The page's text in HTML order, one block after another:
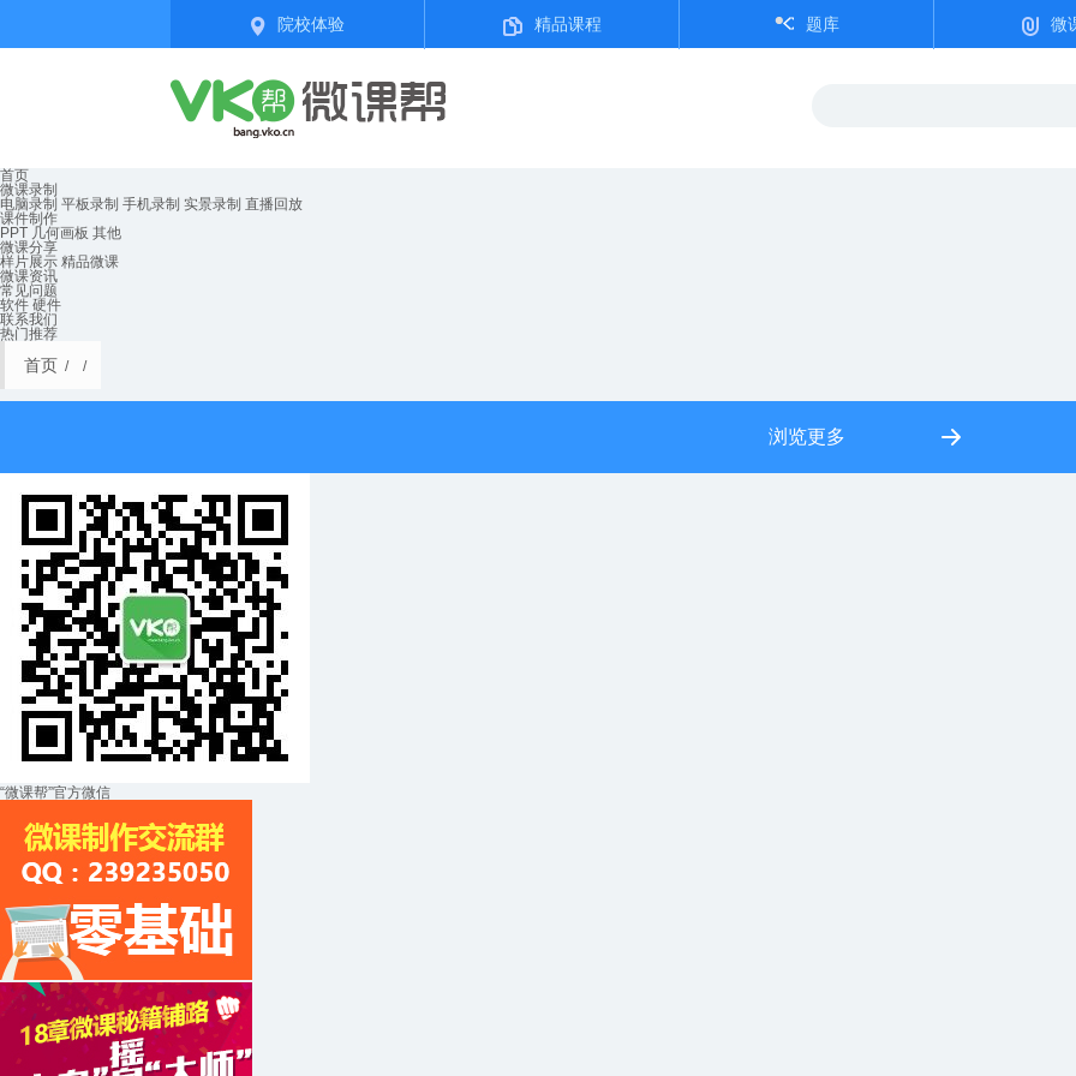
院校体验 精品课程 题库 微
首页
微课录制
电脑录制 平板录制 手机录制 实景录制 直播回放
课件制作
PPT 几何画板 其他
微课分享
样片展示 精品微课
微课资讯
常见问题
软件 硬件
联系我们
热门推荐
首页 / /
浏览更多
“微课帮”官方微信